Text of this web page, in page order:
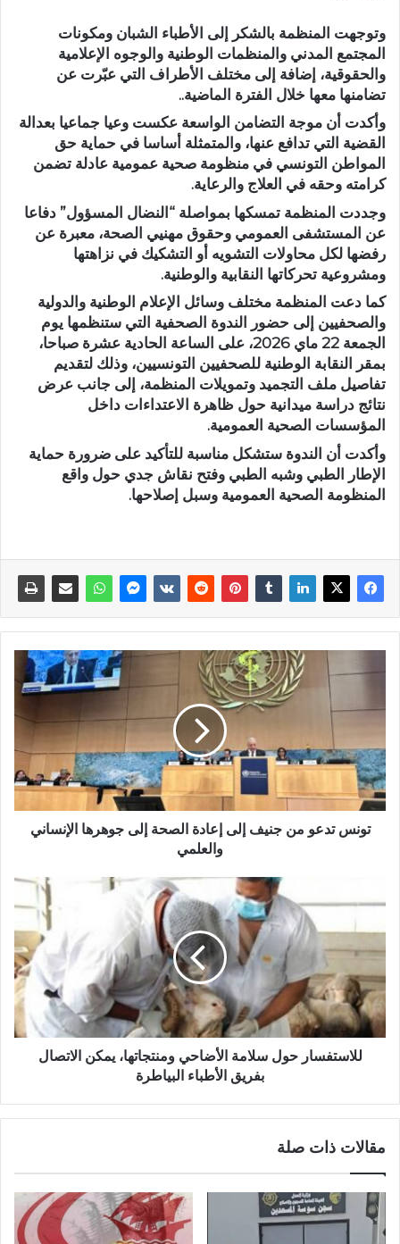
وتوجهت المنظمة بالشكر إلى الأطباء الشبان ومكونات
المجتمع المدني والمنظمات الوطنية والوجوه الإعلامية
والحقوقية، إضافة إلى مختلف الأطراف التي عبّرت عن
تضامنها معها خلال الفترة الماضية..
وأكدت أن موجة التضامن الواسعة عكست وعيا جماعيا بعدالة
القضية التي تدافع عنها، والمتمثلة أساسا في حماية حق
المواطن التونسي في منظومة صحية عمومية عادلة تضمن
كرامته وحقه في العلاج والرعاية.
وجددت المنظمة تمسكها بمواصلة “النضال المسؤول” دفاعا
عن المستشفى العمومي وحقوق مهنيي الصحة، معبرة عن
رفضها لكل محاولات التشويه أو التشكيك في نزاهتها
ومشروعية تحركاتها النقابية والوطنية.
كما دعت المنظمة مختلف وسائل الإعلام الوطنية والدولية
والصحفيين إلى حضور الندوة الصحفية التي ستنظمها يوم
الجمعة 22 ماي 2026، على الساعة الحادية عشرة صباحا،
بمقر النقابة الوطنية للصحفيين التونسيين، وذلك لتقديم
تفاصيل ملف التجميد وتمويلات المنظمة، إلى جانب عرض
نتائج دراسة ميدانية حول ظاهرة الاعتداءات داخل
المؤسسات الصحية العمومية.
وأكدت أن الندوة ستشكل مناسبة للتأكيد على ضرورة حماية
الإطار الطبي وشبه الطبي وفتح نقاش جدي حول واقع
المنظومة الصحية العمومية وسبل إصلاحها.
تونس تدعو من جنيف إلى إعادة الصحة إلى جوهرها الإنساني
والعلمي
للاستفسار حول سلامة الأضاحي ومنتجاتها، يمكن الاتصال
بفريق الأطباء البياطرة
مقالات ذات صلة